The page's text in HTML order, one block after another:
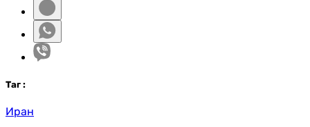
Таг :
Иран